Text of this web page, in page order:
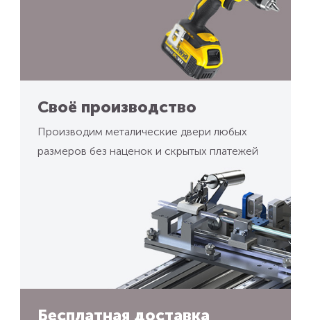
Своё производство
Производим металические двери любых
размеров без наценок и скрытых платежей
Бесплатная доставка